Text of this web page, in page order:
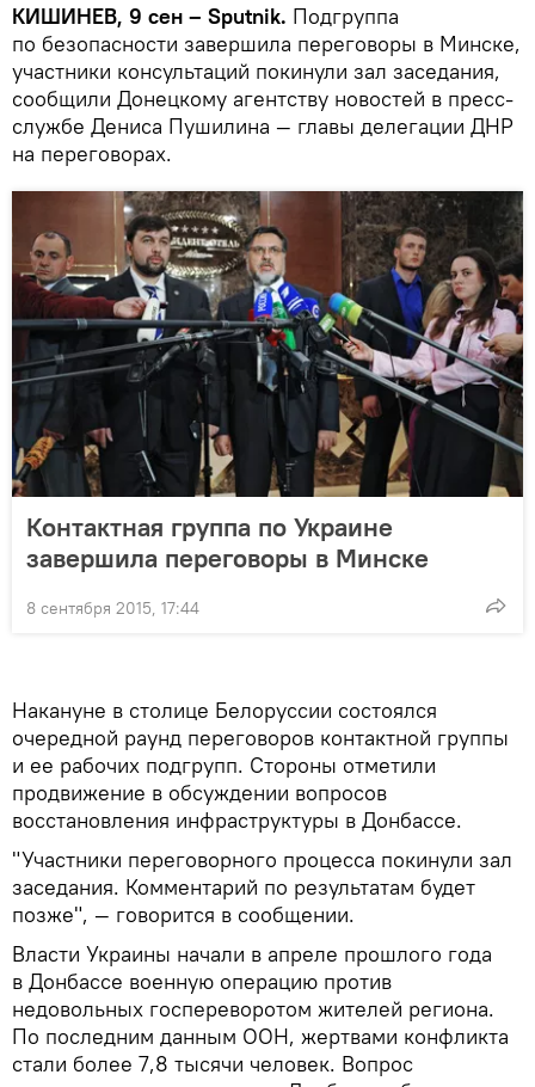
КИШИНЕВ, 9 сен – Sputnik. Подгруппа
по безопасности завершила переговоры в Минске,
участники консультаций покинули зал заседания,
сообщили Донецкому агентству новостей в пресс-
службе Дениса Пушилина — главы делегации ДНР
на переговорах.
Контактная группа по Украине
завершила переговоры в Минске
8 сентября 2015, 17:44
Накануне в столице Белоруссии состоялся
очередной раунд переговоров контактной группы
и ее рабочих подгрупп. Стороны отметили
продвижение в обсуждении вопросов
восстановления инфраструктуры в Донбассе.
"Участники переговорного процесса покинули зал
заседания. Комментарий по результатам будет
позже", — говорится в сообщении.
Власти Украины начали в апреле прошлого года
в Донбассе военную операцию против
недовольных госпереворотом жителей региона.
По последним данным ООН, жертвами конфликта
стали более 7,8 тысячи человек. Вопрос